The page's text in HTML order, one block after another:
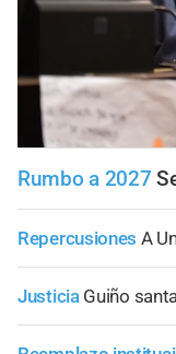
Rumbo a 2027
Repercusiones A
Justicia Guiño